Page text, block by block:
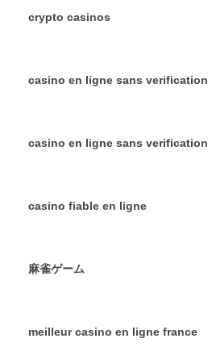
crypto casinos
casino en ligne sans verification
casino en ligne sans verification
casino fiable en ligne
麻雀ゲーム
meilleur casino en ligne france